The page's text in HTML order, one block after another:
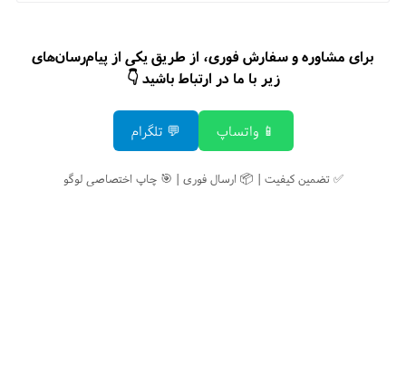
برای مشاوره و سفارش فوری، از طریق یکی از پیام‌رسان‌های
زیر با ما در ارتباط باشید 👇
📱 واتساپ 💬 تلگرام
✅ تضمین کیفیت | 📦 ارسال فوری | 🎯 چاپ اختصاصی لوگو